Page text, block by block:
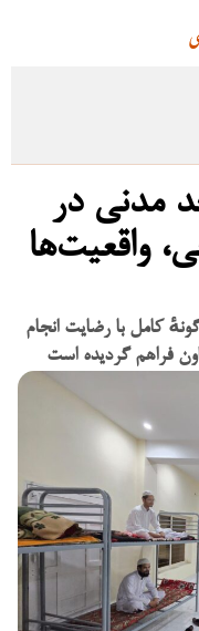
مدنی در
واقعیت‌ها
کامل با رضایت انجام
فراهم گردیده است